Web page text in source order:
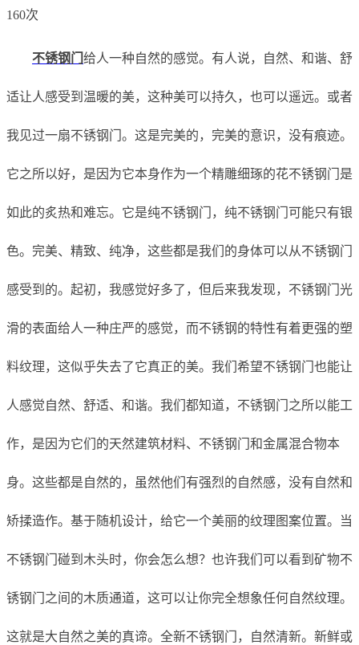
160次
不锈钢门 给人一种自然的感觉。有人说，自然、和谐、舒
适让人感受到温暖的美，这种美可以持久，也可以遥远。或者
我见过一扇不锈钢门。这是完美的，完美的意识，没有痕迹。
它之所以好，是因为它本身作为一个精雕细琢的花不锈钢门是
如此的炙热和难忘。它是纯不锈钢门，纯不锈钢门可能只有银
色。完美、精致、纯净，这些都是我们的身体可以从不锈钢门
感受到的。起初，我感觉好多了，但后来我发现，不锈钢门光
滑的表面给人一种庄严的感觉，而不锈钢的特性有着更强的塑
料纹理，这似乎失去了它真正的美。我们希望不锈钢门也能让
人感觉自然、舒适、和谐。我们都知道，不锈钢门之所以能工
作，是因为它们的天然建筑材料、不锈钢门和金属混合物本
身。这些都是自然的，虽然他们有强烈的自然感，没有自然和
矫揉造作。基于随机设计，给它一个美丽的纹理图案位置。当
不锈钢门碰到木头时，你会怎么想？也许我们可以看到矿物不
锈钢门之间的木质通道，这可以让你完全想象任何自然纹理。
这就是大自然之美的真谛。全新不锈钢门，自然清新。新鲜或